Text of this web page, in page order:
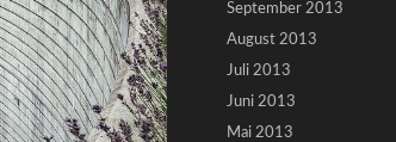
September 2013
August 2013
Juli 2013
Juni 2013
Mai 2013